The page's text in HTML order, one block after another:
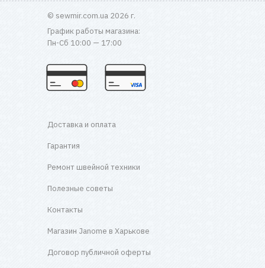
© sewmir.com.ua 2026 г.
График работы магазина:
Пн-Сб 10:00 — 17:00
Доставка и оплата
Гарантия
Ремонт швейной техники
Полезные советы
Контакты
Магазин Janome в Харькове
Договор публичной оферты